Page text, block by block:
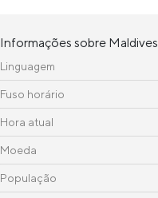
Informações sobre Maldives
Linguagem
Fuso horário
Hora atual
Moeda
População